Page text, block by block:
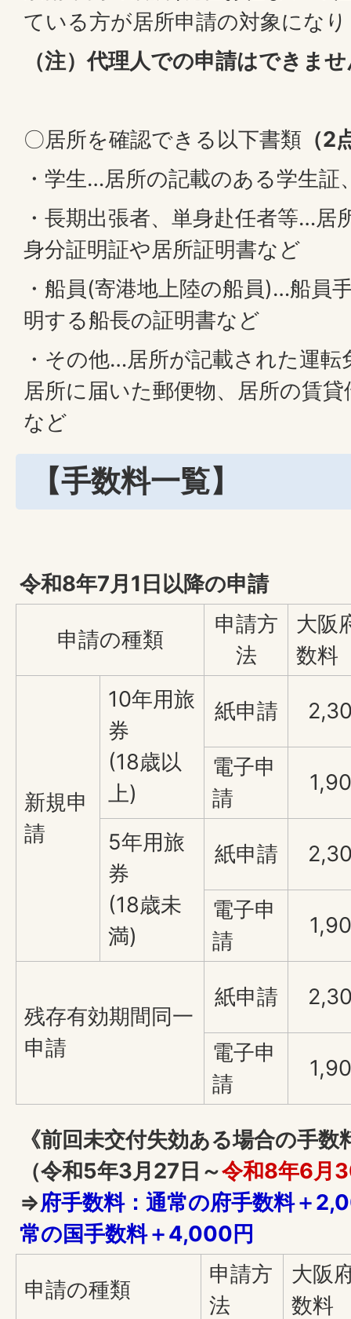
ている方が居所申請の対象にな
（注）代理人での申請はできま
〇居所を確認できる以下書類 （2
・学生…居所の記載のある学生証
・長期出張者、単身赴任者等…居
身分証明証や居所証明書など
・船員(寄港地上陸の船員)…船員
明する船長の証明書など
・その他…居所が記載された運転
居所に届いた郵便物、居所の賃
など
【手数料一覧】
令和8年7月1日以降の申請
申請の種類
申請方
法
大阪
数料
新規申
請
10年用旅
券
(18歳以
上)
紙申請
電子申
請
5年用旅
券
(18歳未
満)
紙申請
電子申
請
残存有効期間同一
申請
紙申請
電子申
請
《前回未交付失効ある場合の手数
（令和5年3月27日～令和8年6月
⇒府手数料：通常の府手数料＋
常の国手数料＋4,000円
申請の種類
申請方
法
大阪
数料